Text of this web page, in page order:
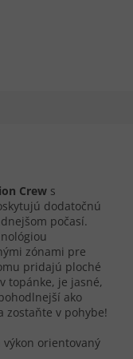
Crew s
dodatočnú
počasí.
zónami pre
pridajú ploché
topánke, je jasné,
ako
zostaňte v pohybe!
výkon orientovaný